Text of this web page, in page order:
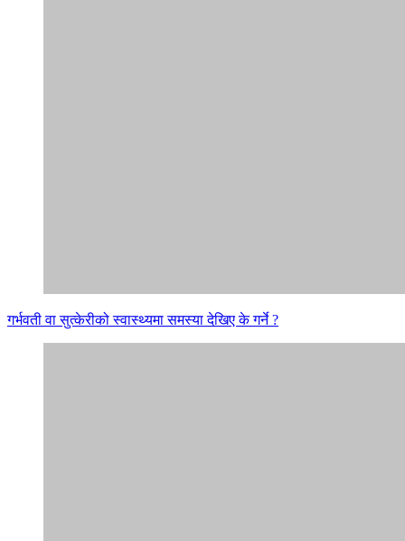
गर्भवती वा सुत्केरीको स्वास्थ्यमा समस्या देखिए के गर्ने ?